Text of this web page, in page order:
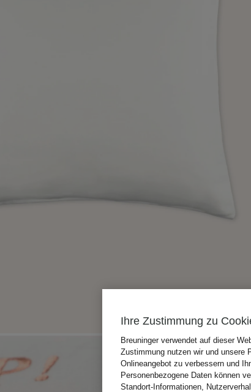
Ihre Zustimmung zu
Breuninger verwendet auf dieser
Zustimmung nutzen wir und unsere
Onlineangebot zu verbessern und
Personenbezogene Daten können
Standort-Informationen,